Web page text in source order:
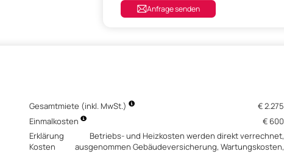
Anfrage senden
Gesamtmiete (inkl. MwSt.)
€ 2.275
Einmalkosten
€ 600
Erklärung
Kosten
Betriebs- und Heizkosten werden direkt verrechnet,
ausgenommen Gebäudeversicherung, Wartungskosten,